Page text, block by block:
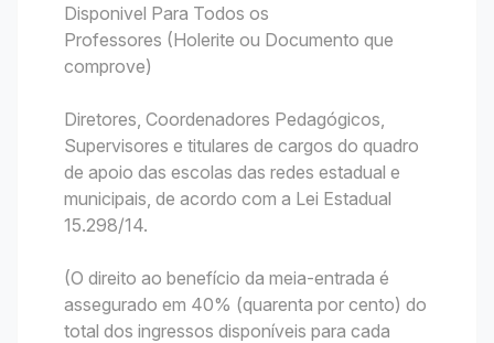
Disponivel Para Todos os
Professores (Holerite ou Documento que
comprove)
Diretores, Coordenadores Pedagógicos,
Supervisores e titulares de cargos do quadro
de apoio das escolas das redes estadual e
municipais, de acordo com a Lei Estadual
15.298/14.
(O direito ao benefício da meia-entrada é
assegurado em 40% (quarenta por cento) do
total dos ingressos disponíveis para cada